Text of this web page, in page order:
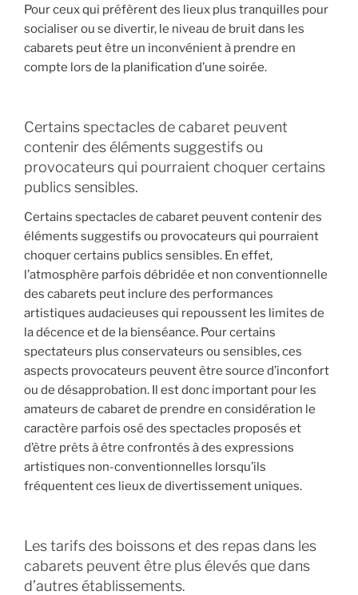
Pour ceux qui préfèrent des lieux plus tranquilles pour
socialiser ou se divertir, le niveau de bruit dans les
cabarets peut être un inconvénient à prendre en
compte lors de la planification d’une soirée.
Certains spectacles de cabaret peuvent
contenir des éléments suggestifs ou
provocateurs qui pourraient choquer certains
publics sensibles.
Certains spectacles de cabaret peuvent contenir des
éléments suggestifs ou provocateurs qui pourraient
choquer certains publics sensibles. En effet,
l’atmosphère parfois débridée et non conventionnelle
des cabarets peut inclure des performances
artistiques audacieuses qui repoussent les limites de
la décence et de la bienséance. Pour certains
spectateurs plus conservateurs ou sensibles, ces
aspects provocateurs peuvent être source d’inconfort
ou de désapprobation. Il est donc important pour les
amateurs de cabaret de prendre en considération le
caractère parfois osé des spectacles proposés et
d’être prêts à être confrontés à des expressions
artistiques non-conventionnelles lorsqu’ils
fréquentent ces lieux de divertissement uniques.
Les tarifs des boissons et des repas dans les
cabarets peuvent être plus élevés que dans
d’autres établissements.